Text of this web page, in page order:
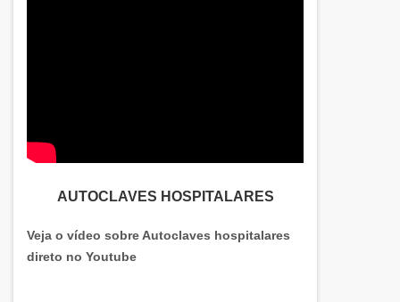
AUTOCLAVES HOSPITALARES
Veja o vídeo sobre Autoclaves hospitalares
direto no Youtube